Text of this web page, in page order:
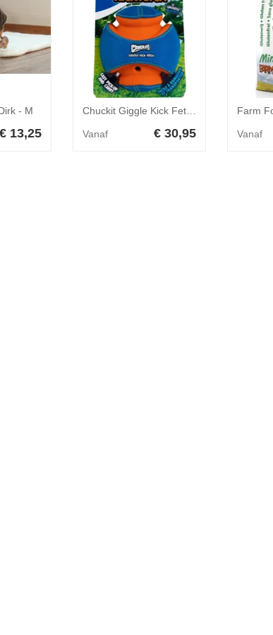
- M
€ 13,25
Chuckit Giggle Kick Fetch Small - Medium
Vanaf € 30,95 Vanaf